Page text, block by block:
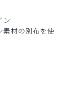
ン
素材の別布を使